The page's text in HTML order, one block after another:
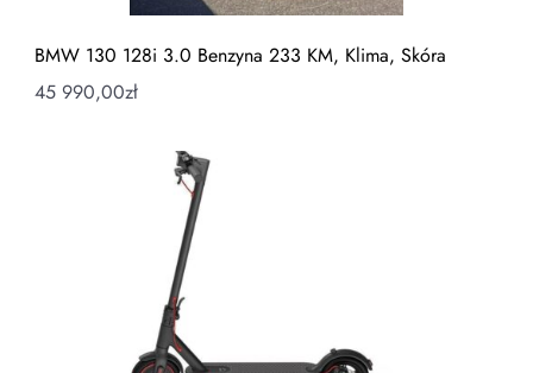
BMW 130 128i 3.0 Benzyna 233 KM, Klima, Skóra
45 990,00zł